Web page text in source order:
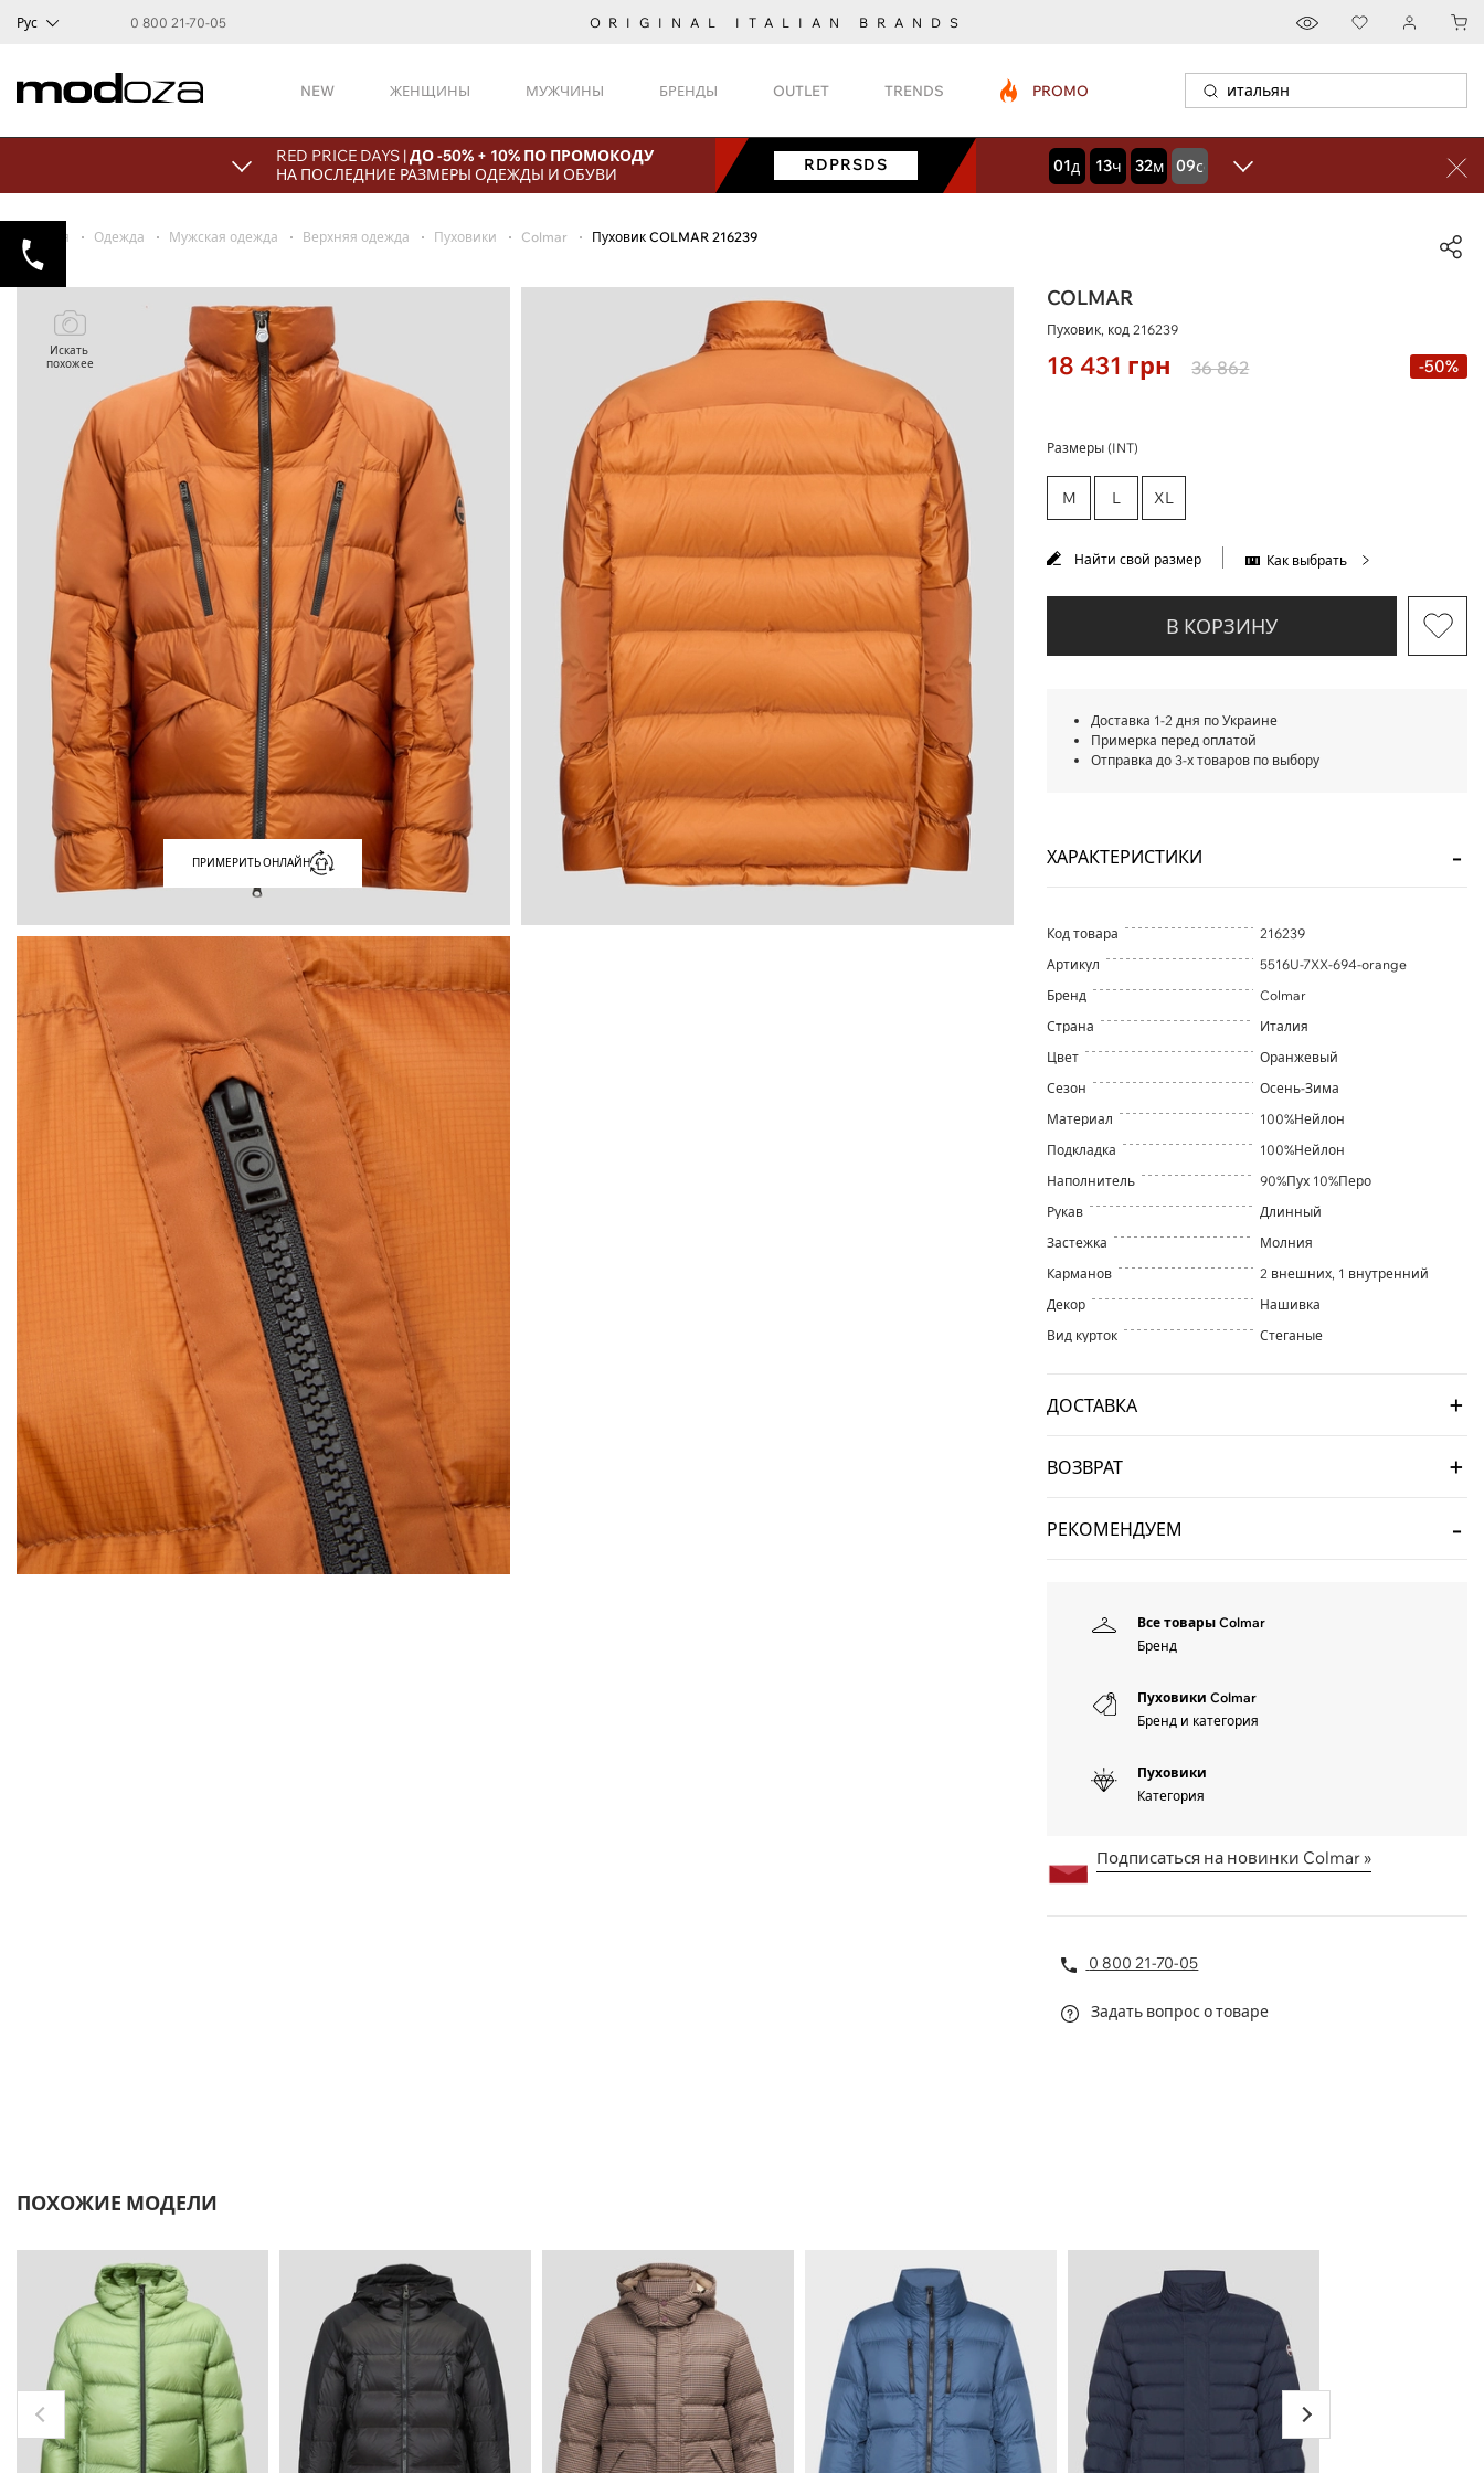
Рус 0 800 21-70-05 ORIGINAL ITALIAN BRANDS
NEW ЖЕНЩИНЫ МУЖЧИНЫ БРЕНДЫ OUTLET TRENDS PROMO
RED PRICE DAYS |ДО -50% + 10% ПО ПРОМОКОДУ
НА ПОСЛЕДНИЕ РАЗМЕРЫ ОДЕЖДЫ И ОБУВИ
RDPRSDS 01дней
13часов
32минут
08секунд
Главная Одежда Мужская одежда Верхняя одежда Пуховики Colmar Пуховик COLMAR 216239
Искать
похожее
ПРИМЕРИТЬ ОНЛАЙН
COLMAR
Пуховик, код216239
18 431 грн 36 862 -50%
Размеры (INT)
M L XL
Найти свой размер Как выбрать
В КОРЗИНУ
Доставка 1-2 дня по Украине
Примерка перед оплатой
Отправка до 3-х товаров по выбору
ХАРАКТЕРИСТИКИ
Код товара
216239
Артикул
5516U-7XX-694-orange
Бренд
Colmar
Страна
Италия
Цвет
Оранжевый
Сезон
Осень-Зима
Материал
100%Нейлон
Подкладка
100%Нейлон
Наполнитель
90%Пух 10%Перо
Рукав
Длинный
Застежка
Молния
Карманов
2 внешних, 1 внутренний
Декор
Нашивка
Вид курток
Стеганые
ДОСТАВКА
ВОЗВРАТ
РЕКОМЕНДУЕМ
Все товары Colmar
Бренд
Пуховики Colmar
Бренд и категория
Пуховики
Категория
Подписаться на новинки Colmar »
0 800 21-70-05
Задать вопрос о товаре
ПОХОЖИЕ МОДЕЛИ